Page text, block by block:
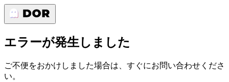
エラーが発生しました
ご不便をおかけしました場合は、すぐにお問い合わせくださ
い。